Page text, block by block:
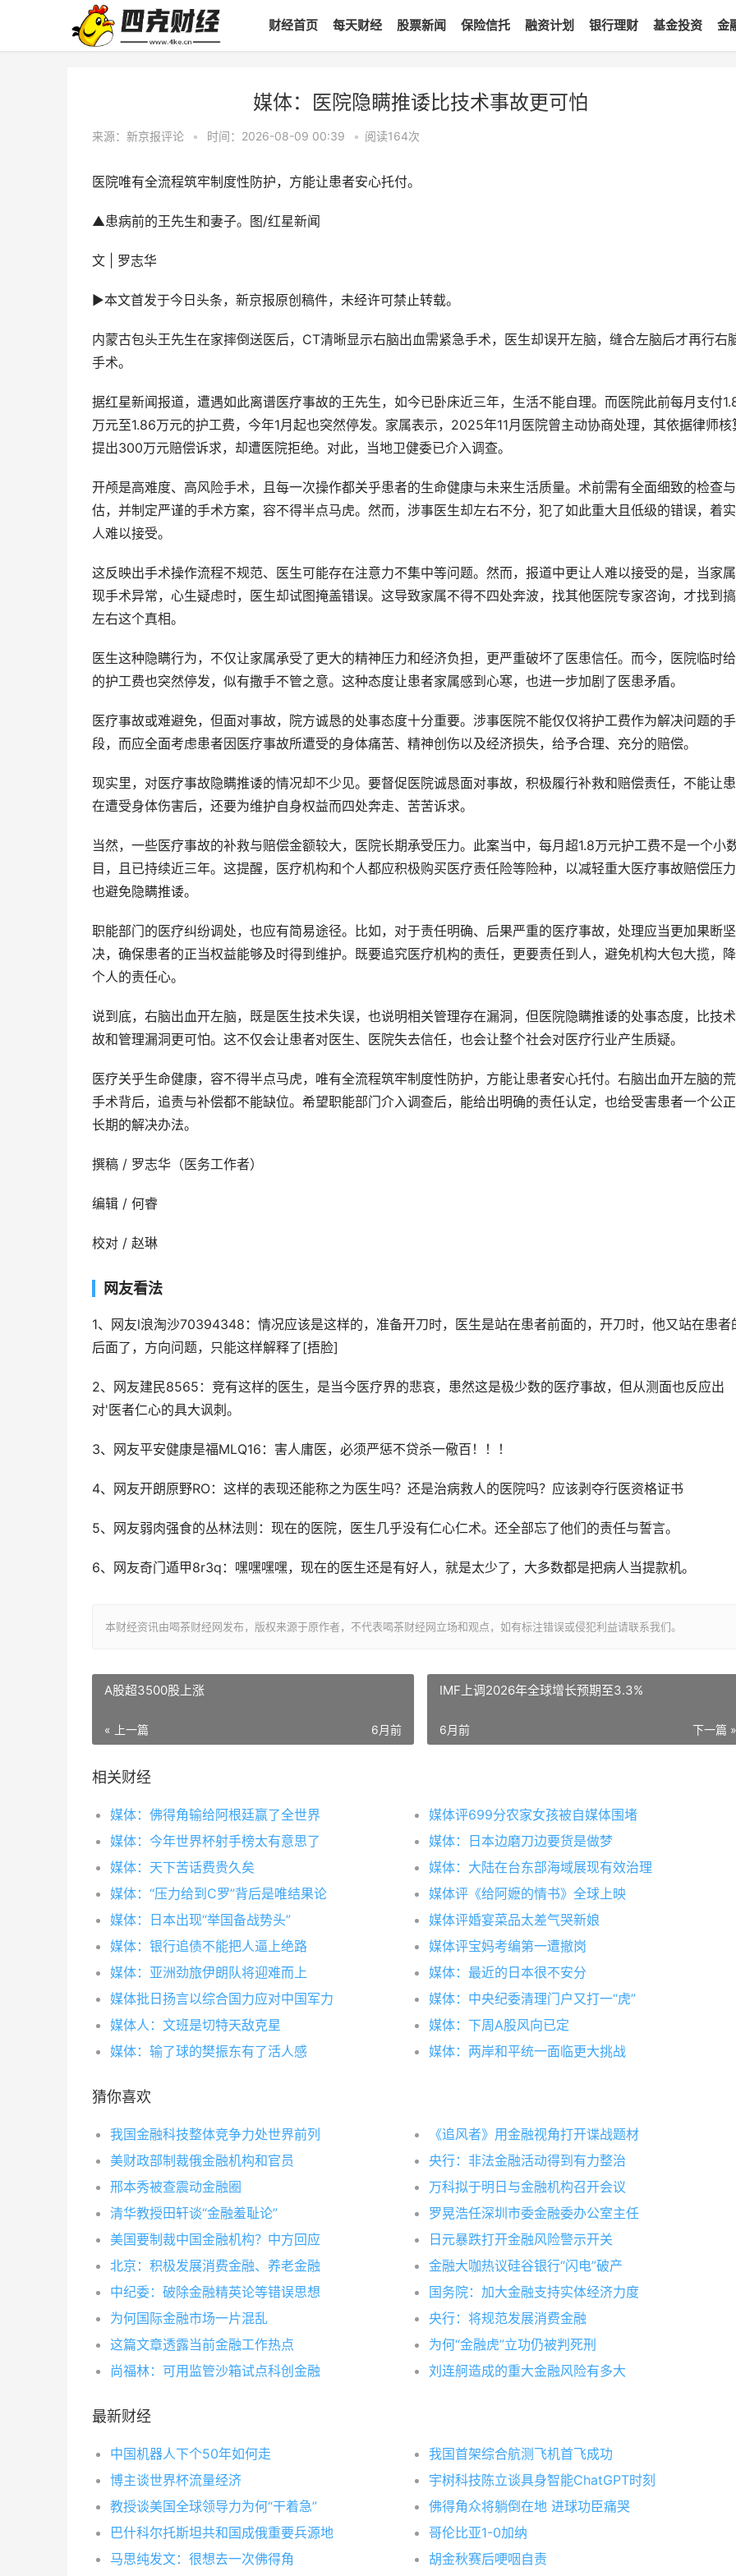
财经首页 每天财经 股票新闻 保险信托 融资计划 银行理财 基金投资 金
媒体：医院隐瞒推诿比技术事故更可怕
来源：新京报评论 • 时间：2026-08-09 00:39 • 阅读164次
医院唯有全流程筑牢制度性防护，方能让患者安心托付。
▲患病前的王先生和妻子。图/红星新闻
文 | 罗志华
►本文首发于今日头条，新京报原创稿件，未经许可禁止转载。
内蒙古包头王先生在家摔倒送医后，CT清晰显示右脑出血需紧急手术，医生却误开左脑，缝合左脑后才再行右
手术。
据红星新闻报道，遭遇如此离谱医疗事故的王先生，如今已卧床近三年，生活不能自理。而医院此前每月支付
万元至1.86万元的护工费，今年1月起也突然停发。家属表示，2025年11月医院曾主动协商处理，其依据律师核
提出300万元赔偿诉求，却遭医院拒绝。对此，当地卫健委已介入调查。
开颅是高难度、高风险手术，且每一次操作都关乎患者的生命健康与未来生活质量。术前需有全面细致的检查
估，并制定严谨的手术方案，容不得半点马虎。然而，涉事医生却左右不分，犯了如此重大且低级的错误，着
人难以接受。
这反映出手术操作流程不规范、医生可能存在注意力不集中等问题。然而，报道中更让人难以接受的是，当家
现手术异常，心生疑虑时，医生却试图掩盖错误。这导致家属不得不四处奔波，找其他医院专家咨询，才找到
左右这个真相。
医生这种隐瞒行为，不仅让家属承受了更大的精神压力和经济负担，更严重破坏了医患信任。而今，医院临时
的护工费也突然停发，似有撒手不管之意。这种态度让患者家属感到心寒，也进一步加剧了医患矛盾。
医疗事故或难避免，但面对事故，院方诚恳的处事态度十分重要。涉事医院不能仅仅将护工费作为解决问题的手
段，而应全面考虑患者因医疗事故所遭受的身体痛苦、精神创伤以及经济损失，给予合理、充分的赔偿。
现实里，对医疗事故隐瞒推诿的情况却不少见。要督促医院诚恳面对事故，积极履行补救和赔偿责任，不能让
在遭受身体伤害后，还要为维护自身权益而四处奔走、苦苦诉求。
当然，一些医疗事故的补救与赔偿金额较大，医院长期承受压力。此案当中，每月超1.8万元护工费不是一个小
目，且已持续近三年。这提醒，医疗机构和个人都应积极购买医疗责任险等险种，以减轻重大医疗事故赔偿压
也避免隐瞒推诿。
职能部门的医疗纠纷调处，也应有简易途径。比如，对于责任明确、后果严重的医疗事故，处理应当更加果断坚
决，确保患者的正当权益能够及时得到维护。既要追究医疗机构的责任，更要责任到人，避免机构大包大揽，
个人的责任心。
说到底，右脑出血开左脑，既是医生技术失误，也说明相关管理存在漏洞，但医院隐瞒推诿的处事态度，比技
故和管理漏洞更可怕。这不仅会让患者对医生、医院失去信任，也会让整个社会对医疗行业产生质疑。
医疗关乎生命健康，容不得半点马虎，唯有全流程筑牢制度性防护，方能让患者安心托付。右脑出血开左脑的
手术背后，追责与补偿都不能缺位。希望职能部门介入调查后，能给出明确的责任认定，也给受害患者一个公
长期的解决办法。
撰稿 / 罗志华（医务工作者）
编辑 / 何睿
校对 / 赵琳
网友看法
1、网友l浪淘沙70394348：情况应该是这样的，准备开刀时，医生是站在患者前面的，开刀时，他又站在患者
后面了，方向问题，只能这样解释了[捂脸]
2、网友建民8565：竞有这样的医生，是当今医疗界的悲哀，患然这是极少数的医疗事故，但从测面也反应出
对'医者仁心的具大讽刺。
3、网友平安健康是福MLQ16：害人庸医，必须严惩不贷杀一儆百！！！
4、网友开朗原野RO：这样的表现还能称之为医生吗？还是治病救人的医院吗？应该剥夺行医资格证书
5、网友弱肉强食的丛林法则：现在的医院，医生几乎没有仁心仁术。还全部忘了他们的责任与誓言。
6、网友奇门遁甲8r3q：嘿嘿嘿嘿，现在的医生还是有好人，就是太少了，大多数都是把病人当提款机。
本财经资讯由喝茶财经网发布，版权来源于原作者，不代表喝茶财经网立场和观点，如有标注错误或侵犯利益请联系我们。
A股超3500股上涨
« 上一篇 6月前
IMF上调2026年全球增长预期至3.3%
下一篇 »
6月前
相关财经
媒体：佛得角输给阿根廷赢了全世界
媒体评699分农家女孩被自媒体围堵
媒体：今年世界杯射手榜太有意思了
媒体：日本边磨刀边要货是做梦
媒体：天下苦话费贵久矣
媒体：大陆在台东部海域展现有效治理
媒体：“压力给到C罗”背后是唯结果论
媒体评《给阿嬷的情书》全球上映
媒体：日本出现“举国备战势头”
媒体评婚宴菜品太差气哭新娘
媒体：银行追债不能把人逼上绝路
媒体评宝妈考编第一遭撤岗
媒体：亚洲劲旅伊朗队将迎难而上
媒体：最近的日本很不安分
媒体批日扬言以综合国力应对中国军力
媒体：中央纪委清理门户又打一“虎”
媒体人：文班是切特天敌克星
媒体：下周A股风向已定
媒体：输了球的樊振东有了活人感
媒体：两岸和平统一面临更大挑战
猜你喜欢
我国金融科技整体竞争力处世界前列
《追风者》用金融视角打开谍战题材
美财政部制裁俄金融机构和官员
央行：非法金融活动得到有力整治
邢本秀被查震动金融圈
万科拟于明日与金融机构召开会议
清华教授田轩谈“金融羞耻论”
罗晃浩任深圳市委金融委办公室主任
美国要制裁中国金融机构？中方回应
日元暴跌打开金融风险警示开关
北京：积极发展消费金融、养老金融
金融大咖热议硅谷银行“闪电”破产
中纪委：破除金融精英论等错误思想
国务院：加大金融支持实体经济力度
为何国际金融市场一片混乱
央行：将规范发展消费金融
这篇文章透露当前金融工作热点
为何“金融虎”立功仍被判死刑
尚福林：可用监管沙箱试点科创金融
刘连舸造成的重大金融风险有多大
最新财经
中国机器人下个50年如何走
我国首架综合航测飞机首飞成功
博主谈世界杯流量经济
宇树科技陈立谈具身智能ChatGPT时刻
教授谈美国全球领导力为何“干着急”
佛得角众将躺倒在地 进球功臣痛哭
巴什科尔托斯坦共和国成俄重要兵源地
哥伦比亚1-0加纳
马思纯发文：很想去一次佛得角
胡金秋赛后哽咽自责